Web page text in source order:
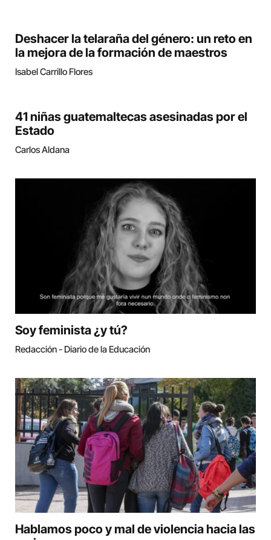
Deshacer la telaraña del género: un reto en
la mejora de la formación de maestros
Isabel Carrillo Flores
41 niñas guatemaltecas asesinadas por el
Estado
Carlos Aldana
Soy feminista ¿y tú?
Redacción - Diario de la Educación
Hablamos poco y mal de violencia hacia las